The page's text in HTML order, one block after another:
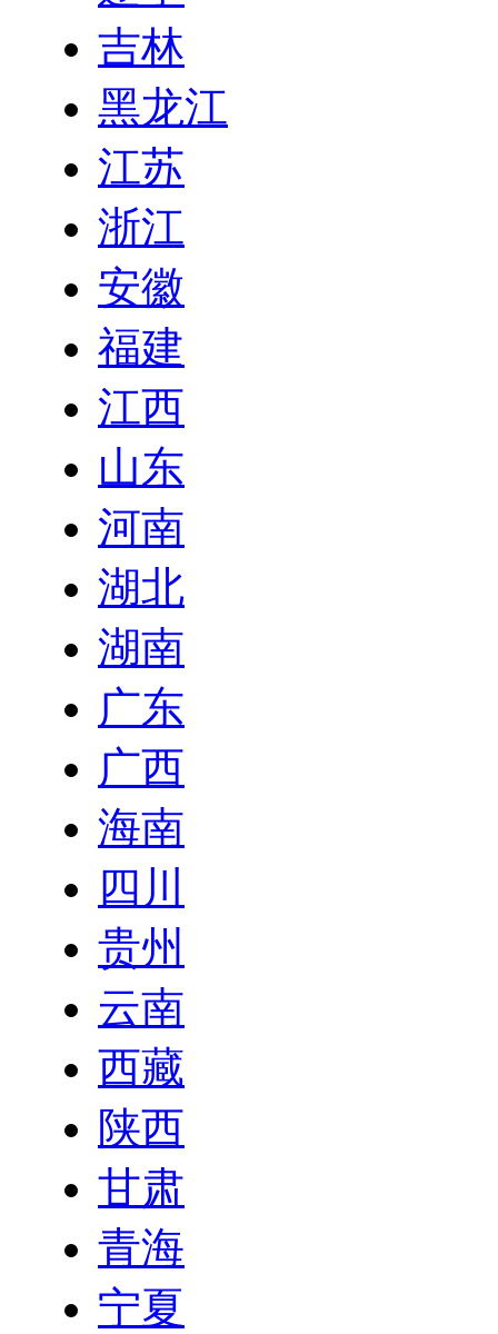
吉林
黑龙江
江苏
浙江
安徽
福建
江西
山东
河南
湖北
湖南
广东
广西
海南
四川
贵州
云南
西藏
陕西
甘肃
青海
宁夏